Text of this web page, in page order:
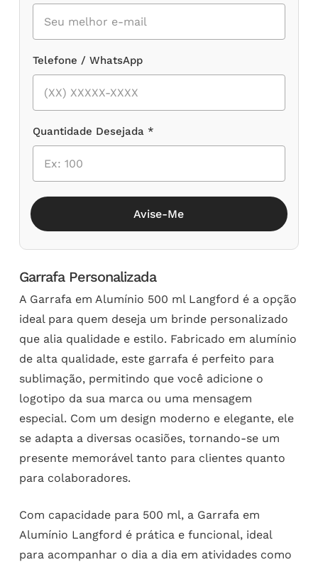
Telefone / WhatsApp
Quantidade Desejada *
Avise-Me
Garrafa Personalizada
A Garrafa em Alumínio 500 ml Langford é a opção
ideal para quem deseja um brinde personalizado
que alia qualidade e estilo. Fabricado em alumínio
de alta qualidade, este garrafa é perfeito para
sublimação, permitindo que você adicione o
logotipo da sua marca ou uma mensagem
especial. Com um design moderno e elegante, ele
se adapta a diversas ocasiões, tornando-se um
presente memorável tanto para clientes quanto
para colaboradores.
Com capacidade para 500 ml, a Garrafa em
Alumínio Langford é prática e funcional, ideal
para acompanhar o dia a dia em atividades como